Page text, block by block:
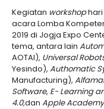
Kegiatan workshophari
acara Lomba
2019 di Jogja Expo
tema, antara lain
AOTAI), UniversalR
Yesindo), Authomatic
Manufacturing),
Software, E- Learning
4.0,dan Apple Academy